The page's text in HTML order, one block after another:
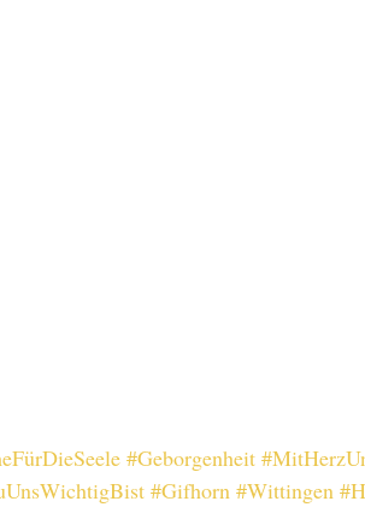
#Geborgenheit
#Gifhorn #Wittingen